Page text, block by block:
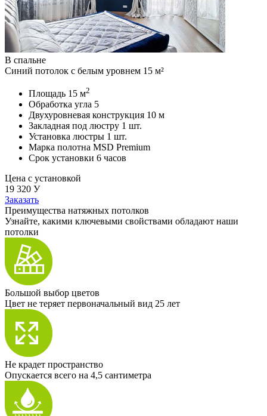
В спальне
Синий потолок с белым уровнем 15 м²
Площадь 15 м2
Обработка угла 5
Двухуровневая конструкция 10 м
Закладная под люстру 1 шт.
Установка люстры 1 шт.
Марка полотна MSD Premium
Срок установки 6 часов
Цена с установкой
19 320 У
Заказать
Преимущества натяжных потолков
Узнайте, какими ключевыми свойствами обладают наши
потолки
Большой выбор цветов
Цвет не теряет первоначальный вид 25 лет
Не крадет пространство
Опускается всего на 4,5 сантиметра